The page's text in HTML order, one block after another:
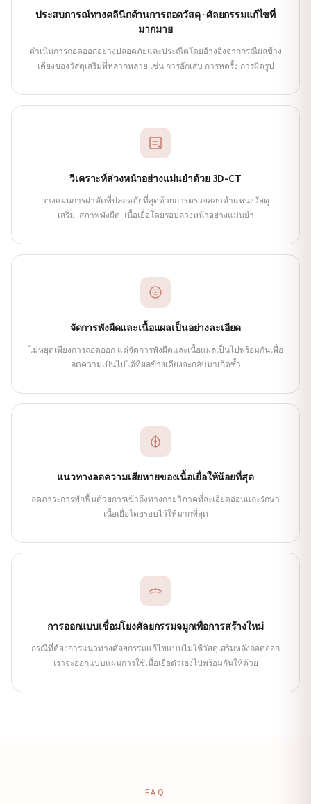
ประสบการณ์ทางคลินิกด้านการถอดวัสดุ·ศัลยกรรมแก้ไขที่
มากมาย
ดำเนินการถอดออกอย่างปลอดภัยและประณีตโดยอ้างอิงจากกรณีผลข้าง
เคียงของวัสดุเสริมที่หลากหลาย เช่น การอักเสบ การหดรั้ง การผิดรูป
วิเคราะห์ล่วงหน้าอย่างแม่นยำด้วย 3D-CT
วางแผนการผ่าตัดที่ปลอดภัยที่สุดด้วยการตรวจสอบตำแหน่งวัสดุ
เสริม·สภาพพังผืด·เนื้อเยื่อโดยรอบล่วงหน้าอย่างแม่นยำ
จัดการพังผืดและเนื้อแผลเป็นอย่างละเอียด
ไม่หยุดเพียงการถอดออก แต่จัดการพังผืดและเนื้อแผลเป็นไปพร้อมกันเพื่อ
ลดความเป็นไปได้ที่ผลข้างเคียงจะกลับมาเกิดซ้ำ
แนวทางลดความเสียหายของเนื้อเยื่อให้น้อยที่สุด
ลดภาระการพักฟื้นด้วยการเข้าถึงทางกายวิภาคที่ละเอียดอ่อนและรักษา
เนื้อเยื่อโดยรอบไว้ให้มากที่สุด
การออกแบบเชื่อมโยงศัลยกรรมจมูกเพื่อการสร้างใหม่
กรณีที่ต้องการแนวทางศัลยกรรมแก้ไขแบบไม่ใช้วัสดุเสริมหลังถอดออก
เราจะออกแบบแผนการใช้เนื้อเยื่อตัวเองไปพร้อมกันให้ด้วย
FAQ